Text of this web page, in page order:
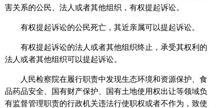
害关系的公民、法人或者其他组织，有权提起诉讼。
有权提起诉讼的公民死亡，其近亲属可以提起诉讼。
有权提起诉讼的法人或者其他组织终止，承受其权利的
法人或者其他组织可以提起诉讼。
人民检察院在履行职责中发现生态环境和资源保护、食
品药品安全、国有财产保护、国有土地使用权出让等领域负
有监督管理职责的行政机关违法行使职权或者不作为，致使